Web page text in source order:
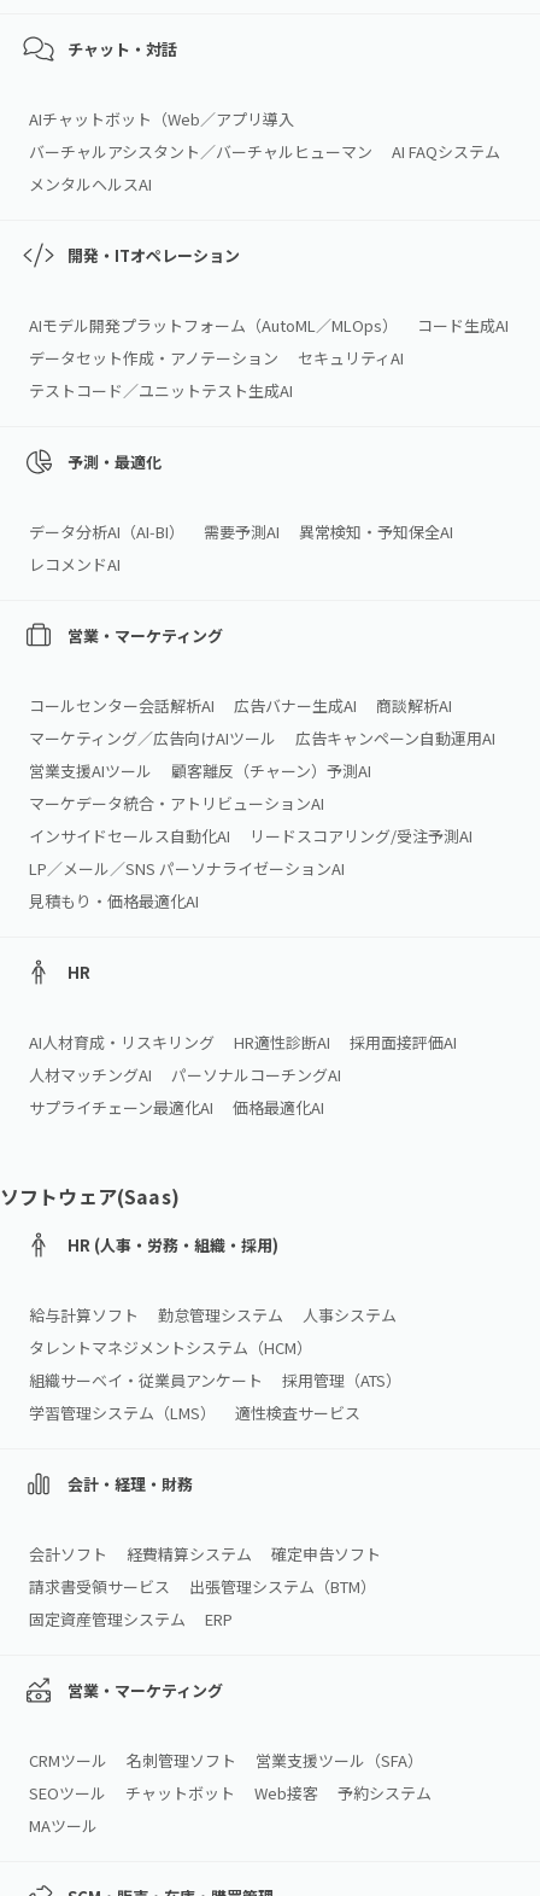
チャット・対話
AIチャットボット（Web／アプリ導入
バーチャルアシスタント／バーチャルヒューマン
AI FAQシステム
メンタルヘルスAI
開発・ITオペレーション
AIモデル開発プラットフォーム（AutoML／MLOps）
コード生成AI
データセット作成・アノテーション
セキュリティAI
テストコード／ユニットテスト生成AI
予測・最適化
データ分析AI（AI‑BI） 需要予測AI
異常検知・予知保全AI
レコメンドAI
営業・マーケティング
コールセンター会話解析AI 広告バナー生成AI
商談解析AI
マーケティング／広告向けAIツール
広告キャンペーン自動運用AI
営業支援AIツール
顧客離反（チャーン）予測AI
マーケデータ統合・アトリビューションAI
インサイドセールス自動化AI
リードスコアリング/受注予測AI
LP／メール／SNS パーソナライゼーションAI
見積もり・価格最適化AI
HR
AI人材育成・リスキリング HR適性診断AI
採用面接評価AI
人材マッチングAI
パーソナルコーチングAI
サプライチェーン最適化AI
価格最適化AI
ソフトウェア(Saas)
HR (人事・労務・組織・採用)
給与計算ソフト 勤怠管理システム
人事システム
タレントマネジメントシステム（HCM）
組織サーベイ・従業員アンケート
採用管理（ATS）
学習管理システム（LMS）
適性検査サービス
会計・経理・財務
会計ソフト 経費精算システム
確定申告ソフト
請求書受領サービス
出張管理システム（BTM）
固定資産管理システム
ERP
営業・マーケティング
CRMツール 名刺管理ソフト
営業支援ツール（SFA）
SEOツール
チャットボット Web接客
予約システム
MAツール